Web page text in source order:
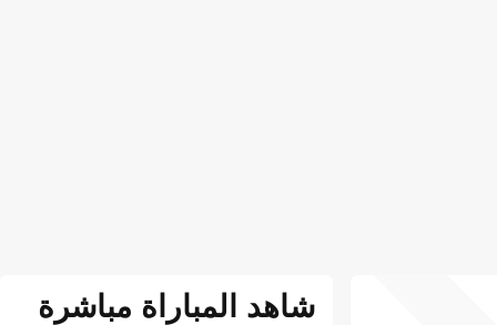
شاهد المباراة مباشرة